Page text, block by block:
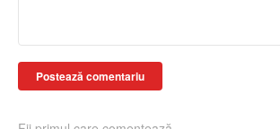
Postează comentariu